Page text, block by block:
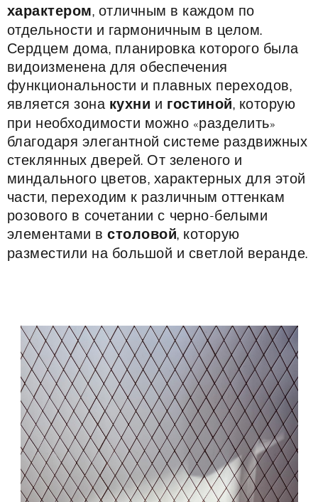
характером, отличным в каждом по
отдельности и гармоничным в целом.
Сердцем дома, планировка которого была
видоизменена для обеспечения
функциональности и плавных переходов,
является зона кухни и гостиной, которую
при необходимости можно «разделить»
благодаря элегантной системе раздвижных
стеклянных дверей. От зеленого и
миндального цветов, характерных для этой
части, переходим к различным оттенкам
розового в сочетании с черно-белыми
элементами встоловой, которую
разместили на большой и светлой веранде.